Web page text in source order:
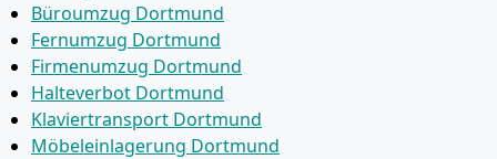
Büroumzug Dortmund
Fernumzug Dortmund
Firmenumzug Dortmund
Halteverbot Dortmund
Klaviertransport Dortmund
Möbeleinlagerung Dortmund